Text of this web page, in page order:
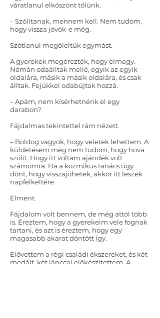
váratlanul elköszönt tőlünk.
– Szólítanak, mennem kell. Nem tudom,
hogy vissza jövök-e még.
Szótlanul megöleltük egymást.
A gyerekek megérezték, hogy elmegy.
Némán odaálltak mellé, egyik az egyik
oldalára, másik a másik oldalára, és csak
álltak. Fejükkel odabújtak hozzá.
– Apám, nem kísérhetnénk el egy
darabon?
Fájdalmas tekintettel rám nézett.
– Boldog vagyok, hogy veletek lehettem. A
küldetésem még nem tudom, hogy hova
szólít. Hogy itt voltam ajándék volt
számomra. Ha a kozmikus tanács úgy
dönt, hogy visszajöhetek, akkor itt leszek
napfelkeltére.
Elment.
Fájdalom volt bennem, de még attól több
is. Éreztem, hogy a gyerekeim vele fognak
tartani, és azt is éreztem, hogy egy
magasabb akarat döntött így.
Elővettem a régi családi ékszereket, és két
medált, két lánccal előkészítettem. A